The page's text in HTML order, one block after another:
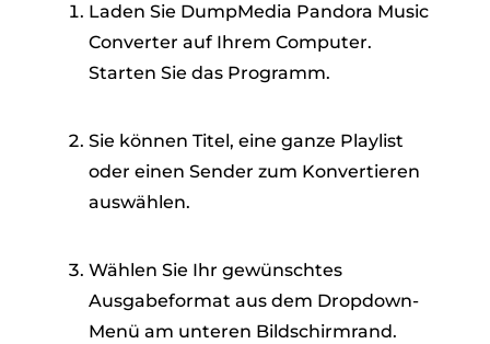
Laden Sie DumpMedia Pandora Music
Converter auf Ihrem Computer.
Starten Sie das Programm.
Sie können Titel, eine ganze Playlist
oder einen Sender zum Konvertieren
auswählen.
Wählen Sie Ihr gewünschtes
Ausgabeformat aus dem Dropdown-
Menü am unteren Bildschirmrand.